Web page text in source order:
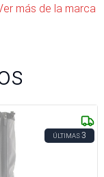
más de la marca
ÚLTIMAS3